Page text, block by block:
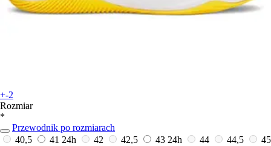
+-2
Rozmiar
*
Przewodnik po rozmiarach
40,5
41 24h 42 42,5 43 24h 44 44,5
45